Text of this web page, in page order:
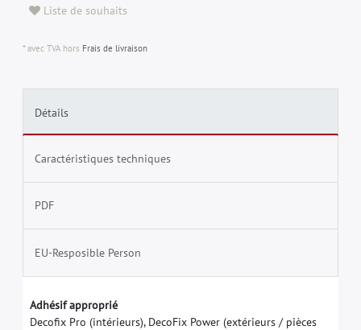
Liste de souhaits
* avec TVA hors Frais de livraison
Détails
Caractéristiques techniques
PDF
EU-Resposible Person
Adhésif approprié
Decofx Pro (intérieurs), DecoFix Power (extérieurs / pièces